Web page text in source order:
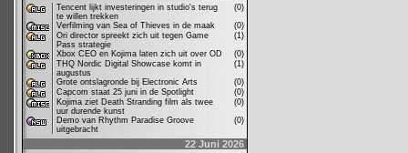
Tencent lijkt investeringen in studio's terug
te willen trekken
(0)
Verfilming van Sea of Thieves in de maak
(0)
Ori director spreekt zich uit tegen Game
Pass strategie
(1)
Xbox CEO en Kojima laten zich uit over OD
(0)
THQ Nordic Digital Showcase komt in
augustus
(1)
Grote ontslagronde bij Electronic Arts
(0)
Capcom staat 25 juni in de Spotlight
(0)
Kojima ziet Death Stranding film als twee
uur durende kunst
(0)
Demo van Rhythm Paradise Groove
uitgebracht
(0)
22 Juni 2026